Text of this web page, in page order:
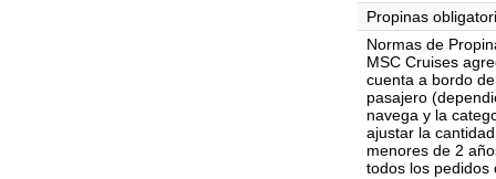
Propinas
Normas de
MSC Cruises
cuenta a bordo
pasajero
navega y la
ajustar la
menores de 2
todos los pedidos